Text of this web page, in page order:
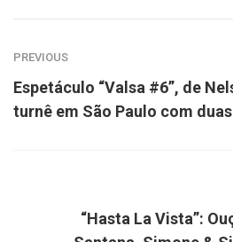
PREVIOUS
Espetáculo “Valsa #6”, de
turnê em São Paulo com
“Hasta La Vista”: